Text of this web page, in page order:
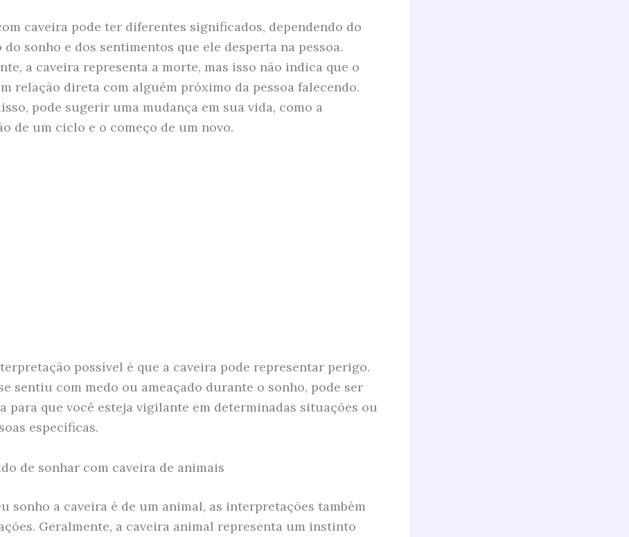
caveira pode ter diferentes significados, dependendo do
sonho e dos sentimentos que ele desperta na pessoa.
a caveira representa a morte, mas isso não indica que o
relação direta com alguém próximo da pessoa falecendo.
pode sugerir uma mudança em sua vida, como a
de um ciclo e o começo de um novo.
possível é que a caveira pode representar perigo.
sentiu com medo ou ameaçado durante o sonho, pode ser
para que você esteja vigilante em determinadas situações ou
específicas.
de sonhar com caveira de animais
sonho a caveira é de um animal, as interpretações também
Geralmente, a caveira animal representa um instinto